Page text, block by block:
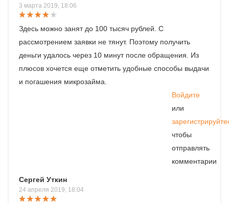
3 марта 2019, 18:06
Здесь можно занят до 100 тысяч рублей. С
рассмотрением заявки не тянут. Поэтому получить
деньги удалось через 10 минут после обращения. Из
плюсов хочется еще отметить удобные способы выдачи
и погашения микрозайма.
Войдите
или
чтобы
отправлять
комментарии
Сергей Уткин
24 апреля 2019, 18:04